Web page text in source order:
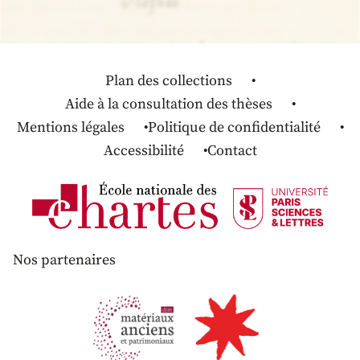
Plan des collections
Aide à la consultation des thèses
Mentions légales
Politique de confidentialité
Accessibilité
Contact
Nos partenaires